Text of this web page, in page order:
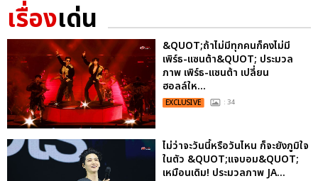
เรื่องเด่น
&QUOT;ถ้าไม่มีทุกคนก็คงไม่มี
เพิร์ธ-แซนต้า&QUOT; ประมวล
ภาพ เพิร์ธ-แซนต้า เปลี่ยน
ฮอลล์ให...
EXCLUSIVE : 34
ไม่ว่าจะวันนี้หรือวันไหน ก็จะยังภูมิใจ
ในตัว &QUOT;แจบอม&QUOT;
เหมือนเดิม! ประมวลภาพ JA...